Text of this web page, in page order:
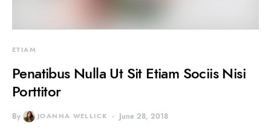
ETIAM
Penatibus Nulla Ut Sit Etiam Sociis Nisi
Porttitor
By JOANNA WELLICK June 28, 2018